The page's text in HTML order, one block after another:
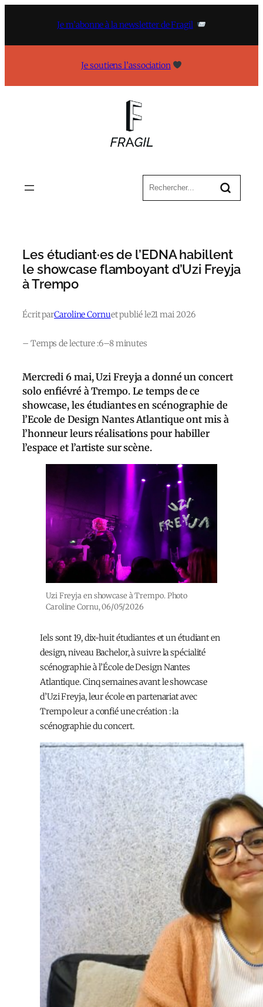
Je m’abonne à la newsletter de Fragil
Je soutiens l’association
Les étudiant·es de l’EDNA habillent
le showcase flamboyant d’Uzi Freyja
à Trempo
Écrit parCaroline Cornuet publié le21 mai 2026
– Temps de lecture :6–8 minutes
Mercredi 6 mai, Uzi Freyja a donné un concert
solo enfiévré à Trempo. Le temps de ce
showcase, les étudiant·es en scénographie de
l’Ecole de Design Nantes Atlantique ont mis à
l’honneur leurs réalisations pour habiller
l’espace et l’artiste sur scène.
Uzi Freyja en showcase à Trempo. Photo
Caroline Cornu, 06/05/2026
Iels sont 19, dix-huit étudiantes et un étudiant en
design, niveau Bachelor, à suivre la spécialité
scénographie à l’École de Design Nantes
Atlantique. Cinq semaines avant le showcase
d’Uzi Freyja, leur école en partenariat avec
Trempo leur a confié une création : la
scénographie du concert.